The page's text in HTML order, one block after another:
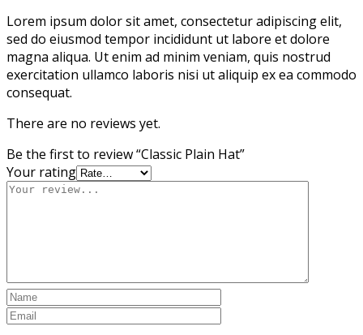
Lorem ipsum dolor sit amet, consectetur adipiscing elit,
sed do eiusmod tempor incididunt ut labore et dolore
magna aliqua. Ut enim ad minim veniam, quis nostrud
exercitation ullamco laboris nisi ut aliquip ex ea commodo
consequat.
There are no reviews yet.
Be the first to review “Classic Plain Hat”
Your rating